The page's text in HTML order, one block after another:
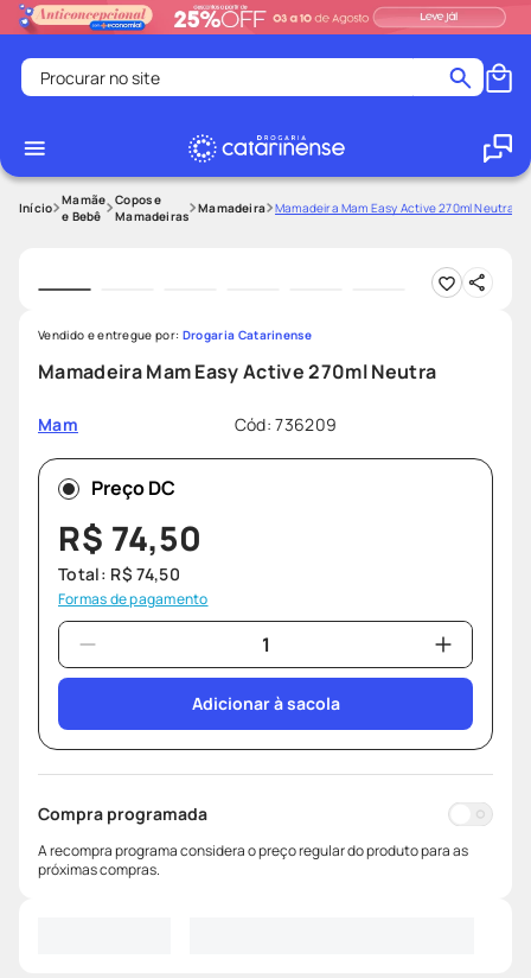
Procurar no site
1
2 º
medley
8º
9º
desodorante
fralda pampers
Mamãe
e Bebê
Copos e
Mamadeiras Mamadeira Mamadeira Mam Easy Active 270ml Neutra
Mamadeira Mam Easy Active 270ml Neutra
Mam Cód:736209
Vendido e entregue por: Drogaria Catarinense
Preço DC
R$ 74,50
Total: R$ 74,50
Formas de pagamento
Adicionar à sacola
Compra programada
A recompra programa considera o preço regular do produto para as
próximas compras.